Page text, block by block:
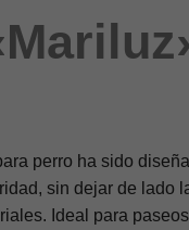
perro ha sido
sin dejar de lado
Ideal para